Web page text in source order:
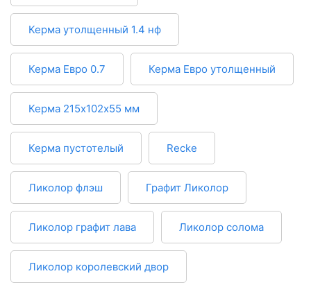
Керма утолщенный 1.4 нф
Керма Евро 0.7 Керма Евро утолщенный
Керма 215х102х55 мм
Керма пустотелый Recke
Ликолор флэш Графит Ликолор
Ликолор графит лава Ликолор солома
Ликолор королевский двор